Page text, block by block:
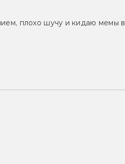
плохо шучу и кидаю мемы в